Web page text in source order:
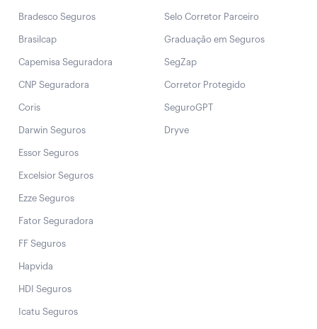
Bradesco Seguros
Brasilcap
Capemisa Seguradora
CNP Seguradora
Coris
Darwin Seguros
Essor Seguros
Excelsior Seguros
Ezze Seguros
Fator Seguradora
FF Seguros
Hapvida
HDI Seguros
Icatu Seguros
Selo Corretor Parceiro
Graduação em Seguros
SegZap
Corretor Protegido
SeguroGPT
Dryve